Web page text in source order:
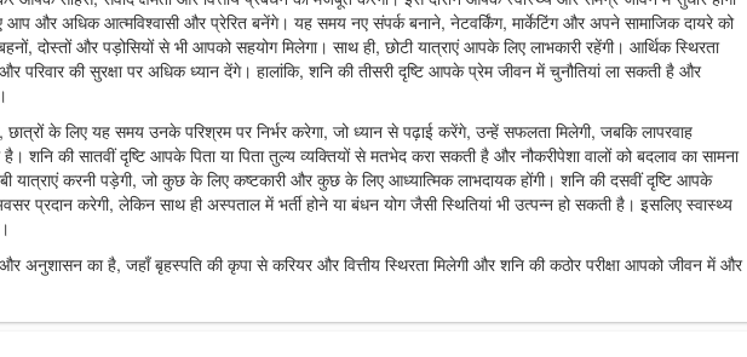
आप और अधिक आत्मविश्वासी और प्रेरित बनेंगे। यह समय नए संपर्क बनाने, नेटवर्किंग, मार्केटिंग और अपने सामाजिक दायरे को
दोस्तों और पड़ोसियों से भी आपको सहयोग मिलेगा। साथ ही, छोटी यात्राएं आपके लिए लाभकारी रहेंगी। आर्थिक स्थिरता
परिवार की सुरक्षा पर अधिक ध्यान देंगे। हालांकि, शनि की तीसरी दृष्टि आपके प्रेम जीवन में चुनौतियां ला सकती है और
के लिए यह समय उनके परिश्रम पर निर्भर करेगा, जो ध्यान से पढ़ाई करेंगे, उन्हें सफलता मिलेगी, जबकि लापरवाह
है। शनि की सातवीं दृष्टि आपके पिता या पिता तुल्य व्यक्तियों से मतभेद करा सकती है और नौकरीपेशा वालों को बदलाव का सामना
करनी पड़ेगी, जो कुछ के लिए कष्टकारी और कुछ के लिए आध्यात्मिक लाभदायक होंगी। शनि की दसवीं दृष्टि आपके
प्रदान करेगी, लेकिन साथ ही अस्पताल में भर्ती होने या बंधन योग जैसी स्थितियां भी उत्पन्न हो सकती है। इसलिए स्वास्थ्य
अनुशासन का है, जहाँ बृहस्पति की कृपा से करियर और वित्तीय स्थिरता मिलेगी और शनि की कठोर परीक्षा आपको जीवन में और